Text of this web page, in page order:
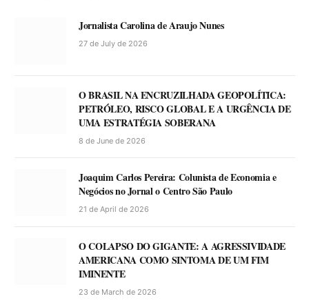
Jornalista Carolina de Araujo Nunes
27 de July de 2026
O BRASIL NA ENCRUZILHADA GEOPOLÍTICA:
PETRÓLEO, RISCO GLOBAL E A URGÊNCIA DE
UMA ESTRATÉGIA SOBERANA
8 de June de 2026
Joaquim Carlos Pereira: Colunista de Economia e
Negócios no Jornal o Centro São Paulo
21 de April de 2026
O COLAPSO DO GIGANTE: A AGRESSIVIDADE
AMERICANA COMO SINTOMA DE UM FIM
IMINENTE
23 de March de 2026